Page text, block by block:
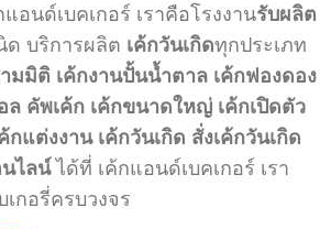
แอนด์เบคเกอร์ เราคือโรงงานรับผลิต
ด บริการผลิต เค้กวันเกิดทุกประเภท
มมิติ เค้กงานปั้นน้ำตาล เค้กฟองดอง
ล คัพเค้ก เค้กขนาดใหญ่ เค้กเปิดตัว
กแต่งงาน เค้กวันเกิด สั่งเค้กวันเกิด
นไลน์ได้ที่ เค้กแอนด์เบคเกอร์ เรา
เกอรี่ครบวงจร